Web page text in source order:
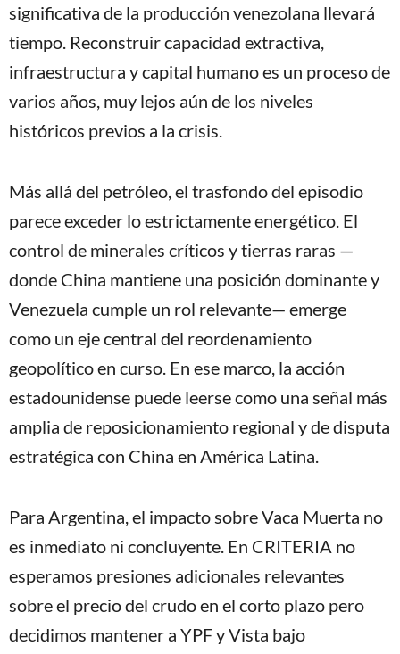
significativa de la producción venezolana llevará
tiempo. Reconstruir capacidad extractiva,
infraestructura y capital humano es un proceso de
varios años, muy lejos aún de los niveles
históricos previos a la crisis.
Más allá del petróleo, el trasfondo del episodio
parece exceder lo estrictamente energético. El
control de minerales críticos y tierras raras —
donde China mantiene una posición dominante y
Venezuela cumple un rol relevante— emerge
como un eje central del reordenamiento
geopolítico en curso. En ese marco, la acción
estadounidense puede leerse como una señal más
amplia de reposicionamiento regional y de disputa
estratégica con China en América Latina.
Para Argentina, el impacto sobre Vaca Muerta no
es inmediato ni concluyente. En CRITERIA no
esperamos presiones adicionales relevantes
sobre el precio del crudo en el corto plazo pero
decidimos mantener a YPF y Vista bajo